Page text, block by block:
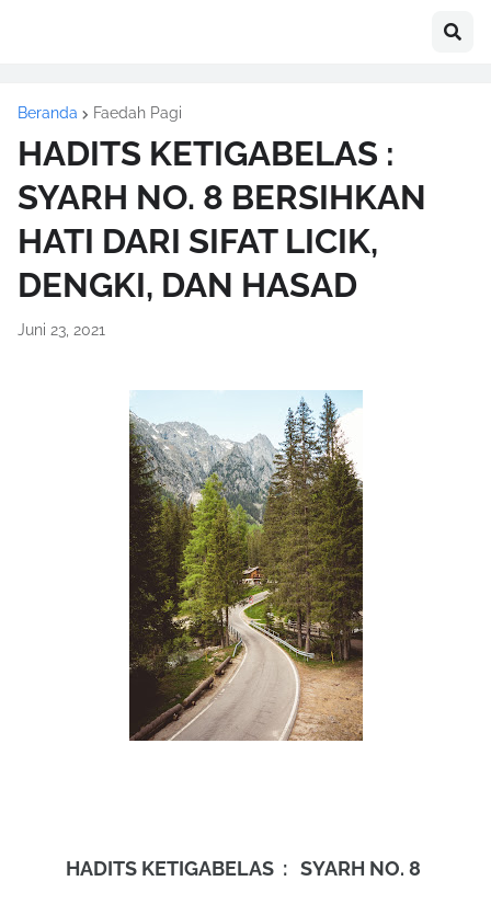
Beranda Faedah Pagi
HADITS KETIGABELAS :
SYARH NO. 8 BERSIHKAN
HATI DARI SIFAT LICIK,
DENGKI, DAN HASAD
Juni 23, 2021
HADITS KETIGABELAS : SYARH NO. 8